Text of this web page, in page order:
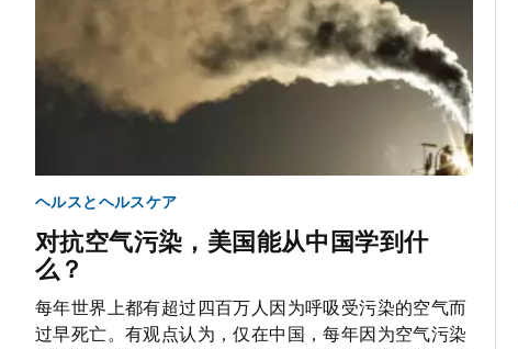
ヘルスとヘルスケア
对抗空气污染，美国能从中国学到什
么？
每年世界上都有超过四百万人因为呼吸受污染的空气而
过早死亡。有观点认为，仅在中国，每年因为空气污染